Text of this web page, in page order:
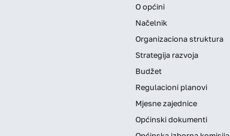
O općini
Načelnik
Organizaciona struktura
Strategija razvoja
Budžet
Regulacioni planovi
Mjesne zajednice
Općinski dokumenti